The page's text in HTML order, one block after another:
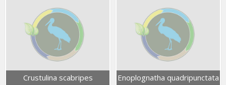
Crustulina scabripes Enoplognatha quadripunctata